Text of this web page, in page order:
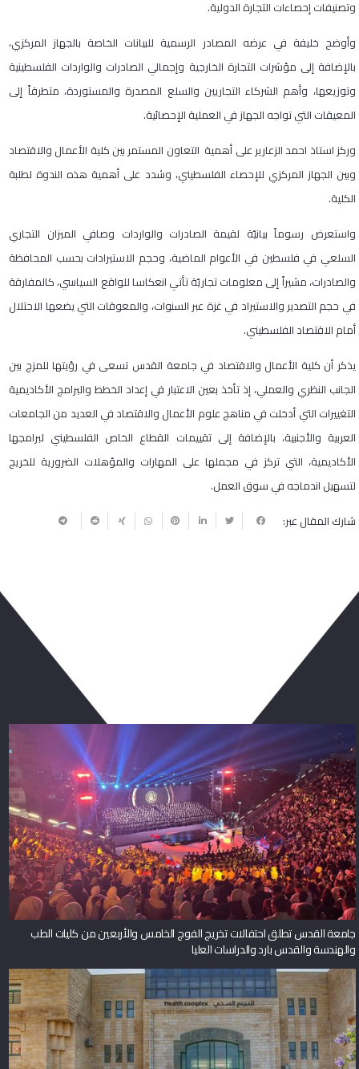
وتصنيفات إحصاءات التجارة الدولية.
وأوضح خليفة في عرضه المصادر الرسمية للبيانات الخاصة بالجهاز المركزي،
بالإضافة إلى مؤشرات التجارة الخارجية وإجمالي الصادرات والواردات الفلسطينية
وتوزيعها، وأهم الشركاء التجاريين والسلع المصدرة والمستوردة، متطرقاً إلى
المعيقات التي تواجه الجهاز في العملية الإحصائية.
وركز استاذ احمد الزعارير على أهمية التعاون المستمر بين كلية الأعمال والاقتصاد
وبين الجهاز المركزي للإحصاء الفلسطيني، وشدد على أهمية هذه الندوة لطلبة
الكلية.
واستعرض رسوماً بيانيّة لقيمة الصادرات والواردات وصافي الميزان التجاري
السلعي في فلسطين في الأعوام الماضية، وحجم الاستيرادات بحسب المحافظة
والصادرات، مشيراً إلى معلومات تجاريّة تأتي انعكاسا للواقع السياسي، كالمفارقة
في حجم التصدير والاستيراد في غزة عبر السنوات، والمعوقات التي يضعها الاحتلال
أمام الاقتصاد الفلسطيني.
يذكر أن كلية الأعمال والاقتصاد في جامعة القدس تسعى في رؤيتها للمزج بين
الجانب النظري والعملي، إذ تأخذ بعين الاعتبار في إعداد الخطط والبرامج الأكاديمية
التغييرات التي أدخلت في مناهج علوم الأعمال والاقتصاد في العديد من الجامعات
العربية والأجنبية، بالإضافة إلى تقييمات القطاع الخاص الفلسطيني لبرامجها
الأكاديمية، التي تركز في مجملها على المهارات والمؤهلات الضرورية للخريج
لتسهيل اندماجه في سوق العمل.
شارك المقال عبر:
جامعة القدس تطلق احتفالات تخريج الفوج الخامس والأربعين من كليات الطب
والهندسة والقدس بارد والدراسات العليا